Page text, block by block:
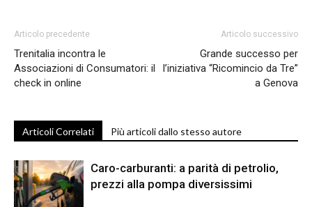
Articolo precedente
Trenitalia incontra le
Associazioni di Consumatori: il
check in online
Articolo successivo
Grande successo per
l’iniziativa “Ricomincio da Tre”
a Genova
Articoli Correlati Più articoli dallo stesso autore
Caro-carburanti: a parità di petrolio,
prezzi alla pompa diversissimi